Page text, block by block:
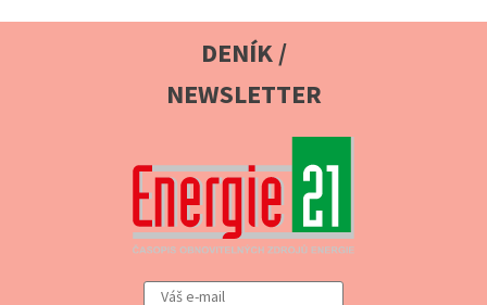
DENÍK /
NEWSLETTER